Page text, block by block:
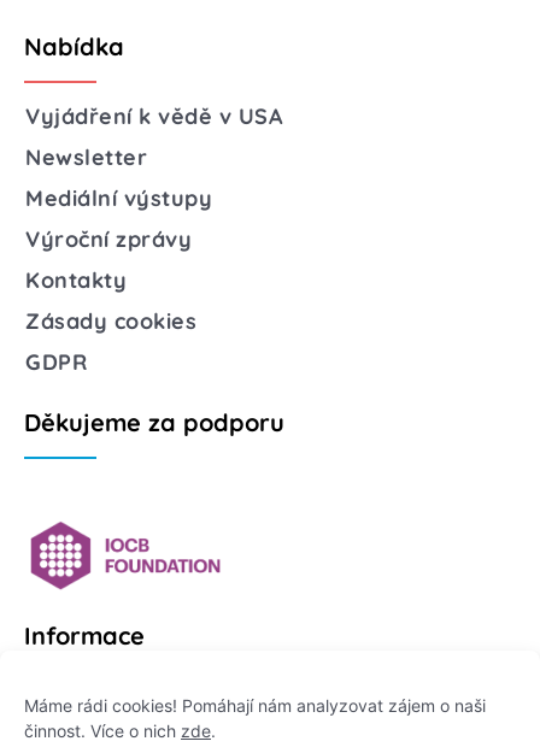
Máme rádi cookies! Pomáhají nám analyzovat zájem o naši
činnost. Více o nich zde.
Nabídka
Vyjádření k vědě v USA
Newsletter
Mediální výstupy
Výroční zprávy
Kontakty
Zásady cookies
GDPR
Děkujeme za podporu
Informace
Platformu Zeptej se vědce provozuje: